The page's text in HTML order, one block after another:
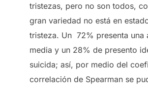
tristezas, pero no son todos,
gran variedad no está en
tristeza. Un 72% presenta una
media y un 28% de presento
suicida; así, por medio del
correlación de Spearman se